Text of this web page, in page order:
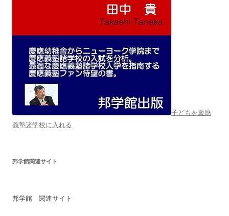
子どもを慶應
義塾諸学校に入れる
邦学館関連サイト
邦学館 関連サイト